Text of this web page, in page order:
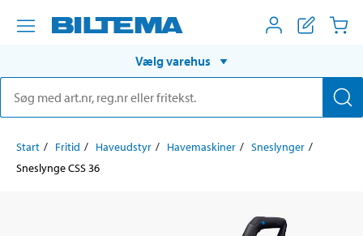
Vælg varehus
Start Fritid Haveudstyr Havemaskiner
Sneslynger
Sneslynge CSS 36